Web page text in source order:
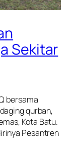
Sekitar
bersama
qurban,
Kota Batu.
Pesantren